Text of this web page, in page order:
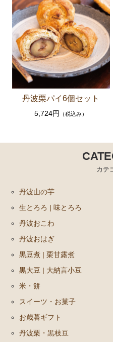
丹波栗パイ6個セット
5,724円 （税込み）
カテ
丹波山の芋
生とろろ | 味とろろ
丹波おこわ
丹波おはぎ
黒豆煮 | 栗甘露煮
黒大豆 | 大納言小豆
米・餅
スイーツ・お菓子
お歳暮ギフト
丹波栗・黒枝豆